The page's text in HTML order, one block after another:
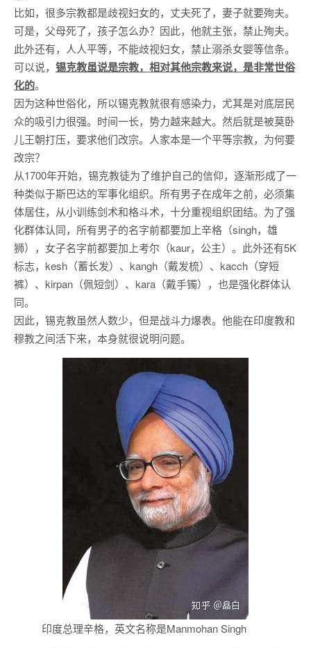
比如，很多宗教都是歧视妇女的，丈夫死了，妻子就要殉夫。
可是，父母死了，孩子怎么办？因此，他就主张，禁止殉夫。
此外还有，人人平等，不能歧视妇女，禁止溺杀女婴等信条。
可以说， 锡克教虽说是宗教，相对其他宗教来说，是非常世俗
化的。
因为这种世俗化，所以锡克教就很有感染力，尤其是对底层民
众的吸引力很强。时间一长，势力越来越大。然后就是被莫卧
儿王朝打压，要求他们改宗。人家本是一个平等宗教，为何要
改宗？
从1700年开始，锡克教徒为了维护自己的信仰，逐渐形成了一
种类似于斯巴达的军事化组织。所有男子在成年之前，必须集
体居住，从小训练剑术和格斗术，十分重视组织团结。为了强
化群体认同，所有男子的名字前都要加上辛格（singh，雄
狮），女子名字前都要加上考尔（kaur，公主）。此外还有5K
标志，kesh（蓄长发）、kangh（戴发梳）、kacch（穿短
裤）、kirpan（佩短剑）、kara（戴手镯），也是强化群体认
同。
因此，锡克教虽然人数少，但是战斗力爆表。他能在印度教和
穆教之间活下来，本身就很说明问题。
印度总理辛格，英文名称是Manmohan Singh